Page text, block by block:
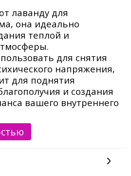
лаванду для
она идеально
теплой и
для снятия
напряжения,
для поднятия
и создания
вашего внутреннего